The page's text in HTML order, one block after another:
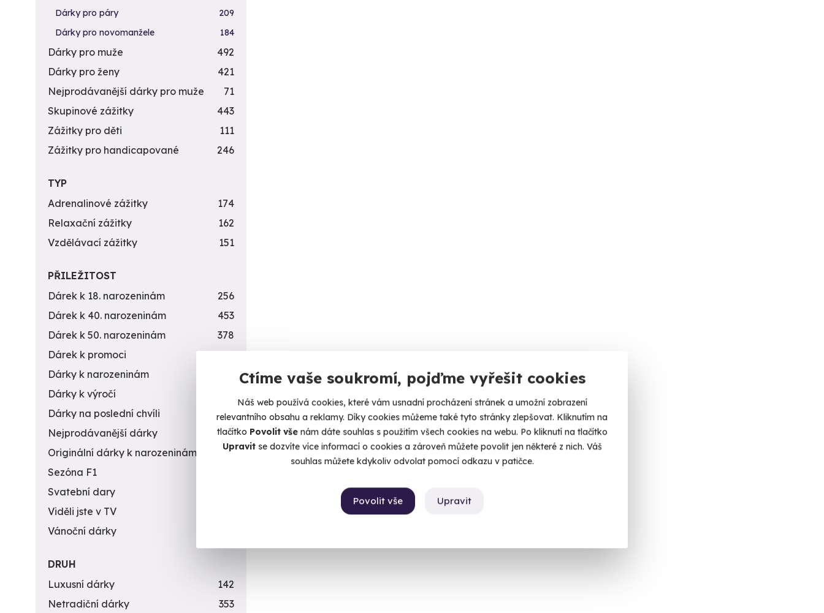
Ctíme vaše soukromí, pojďme vyřešit cookies
Náš web používá cookies, které vám usnadní procházení stránek a umožní zobrazení
relevantního obsahu a reklamy. Díky cookies můžeme také tyto stránky zlepšovat. Kliknutím na
tlačítko Povolit vše nám dáte souhlas s použitím všech cookies na webu. Po kliknutí na tlačítko
Upravitse dozvíte více informací o cookies a zároveň můžete povolit jen některé z nich. Váš
souhlas můžete kdykoliv odvolat pomocí odkazu v patičce.
Upravit
Povolit vše
Dárky pro páry
209
Dárky pro novomanžele
184
Dárky pro muže
492
Dárky pro ženy
421
Nejprodávanější dárky pro muže
71
Skupinové zážitky
443
Zážitky pro děti
111
Zážitky pro handicapované
246
TYP
Adrenalinové zážitky
174
Relaxační zážitky
162
Vzdělávací zážitky
151
PŘILEŽITOST
Dárek k 18. narozeninám
256
Dárek k 40. narozeninám
453
Dárek k 50. narozeninám
378
Dárek k promoci
245
Dárky k narozeninám
Dárky k výročí
Dárky na poslední chvíli
450
Nejprodávanější dárky
56
Originální dárky k narozeninám
422
Sezóna F1
Svatební dary
Viděli jste v TV
Vánoční dárky
DRUH
Luxusní dárky
142
Netradiční dárky
353